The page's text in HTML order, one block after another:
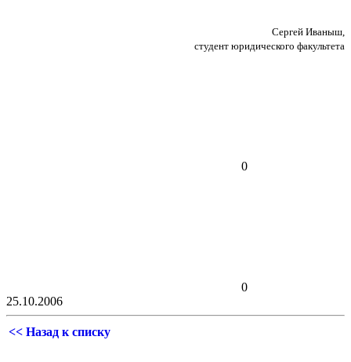
Сергей Иваныш,
студент юридического факультета
0
0
25.10.2006
<< Назад к списку